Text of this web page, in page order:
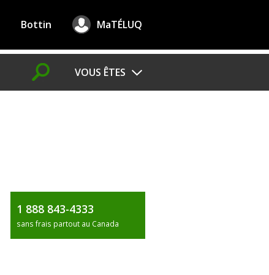
Bottin MaTÉLUQ
VOUS ÊTES
CHERCHER
1 888 843-4333
sans frais partout au Canada